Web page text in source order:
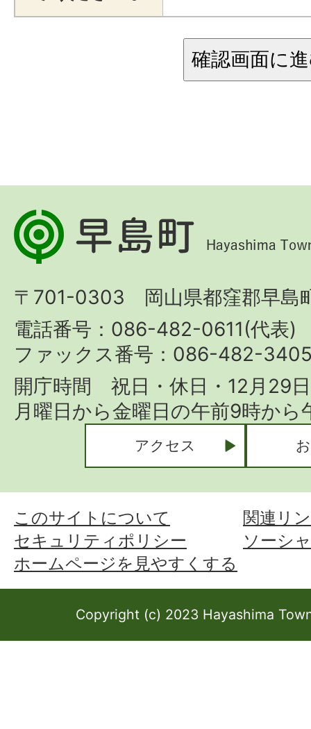
早
島
Hayashima
Town
〒701-0303 岡山県都窪郡早島
電話番号：086-482-0611(代表)
ファックス番号：086-482-
開庁時間 祝日・休日・12月29
月曜日から金曜日の午前9時か
アクセス
このサイトについて
関連リ
セキュリティポリシー
ソーシ
ホームページを見やすくする
Copyright (c) 2023 Hayashima